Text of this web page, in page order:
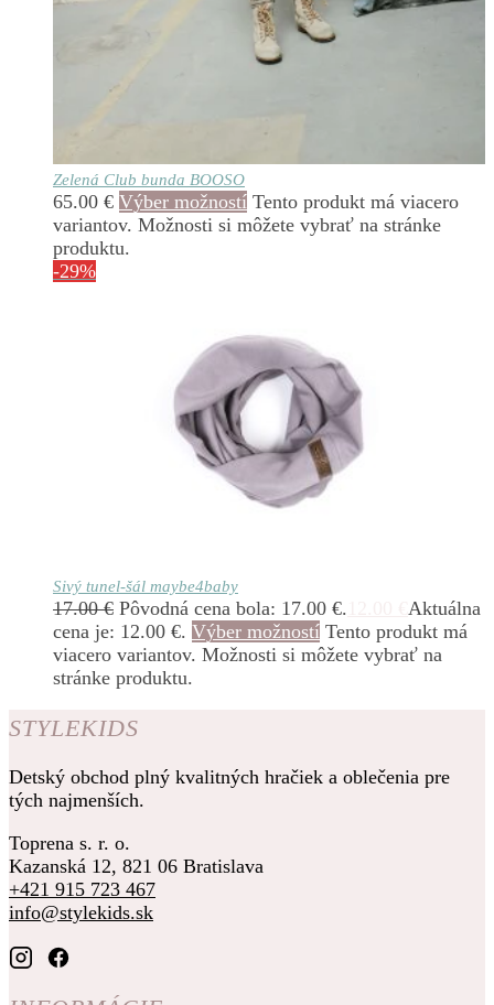
Zelená Club bunda BOOSO
65.00 € Výber možností Tento produkt má viacero
variantov. Možnosti si môžete vybrať na stránke
produktu.
-29%
Sivý tunel-šál maybe4baby
17.00€ Pôvodná cena bola: 17.00 €.
Aktuálna
cena je: 12.00 €. Výber možností Tento produkt má
viacero variantov. Možnosti si môžete vybrať na
stránke produktu.
STYLEKIDS
Detský obchod plný kvalitných hračiek a oblečenia pre
tých najmenších.
Toprena s. r. o.
Kazanská 12, 821 06 Bratislava
+421 915 723 467
info@stylekids.sk